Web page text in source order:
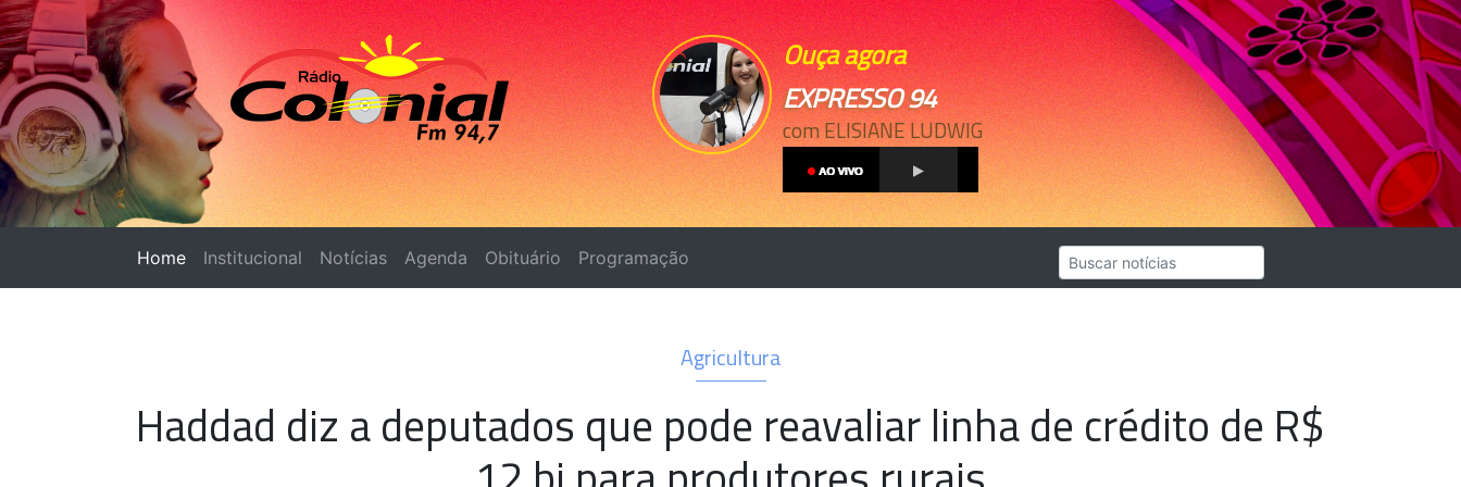
Ouça agora
EXPRESSO 94
com ELISIANE LUDWIG
Home (página atual)
Institucional Notícias Agenda Obituário Programação
Agricultura
Haddad diz a deputados que pode reavaliar linha de crédito de R$